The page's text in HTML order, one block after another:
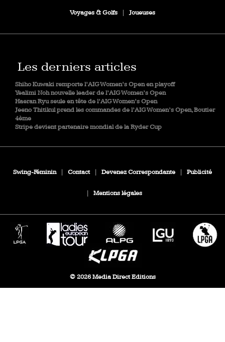
Voyages & Golfs | Joueuses
Les derniers articles
Shiho Kuwaki remporte l’AIG Women’s Open en playoff
Yealimi Noh nouvelle leader de l’AIG Women’s Open
Haeran Ryu seule en tête de l’AIG Women’s Open
Jeeno Thitikul prend les commandes de l’AIG Women’s Open, Boutier
4ème
Stripe devient partenaire mondial de la Ryder Cup
Swing-Féminin | Contact | Devenez Correspondante | Publicité
| Mentions légales
© 2026 Media Direct Editions